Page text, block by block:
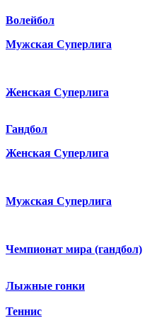
Волейбол
Мужская Суперлига
Женская Суперлига
Гандбол
Женская Суперлига
Мужская Суперлига
Чемпионат мира (гандбол)
Лыжные гонки
Теннис